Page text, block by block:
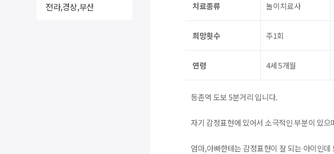
전라,경상,부산 치료종류 놀이치료사
희망횟수 주1회
연령 4세 5개월
등촌역 도보 5분거리 입니다.
자기 감정표현에 있어서 소극적인 부분이 있
엄마,아빠한테는 감정표현이 잘 되는 아이인